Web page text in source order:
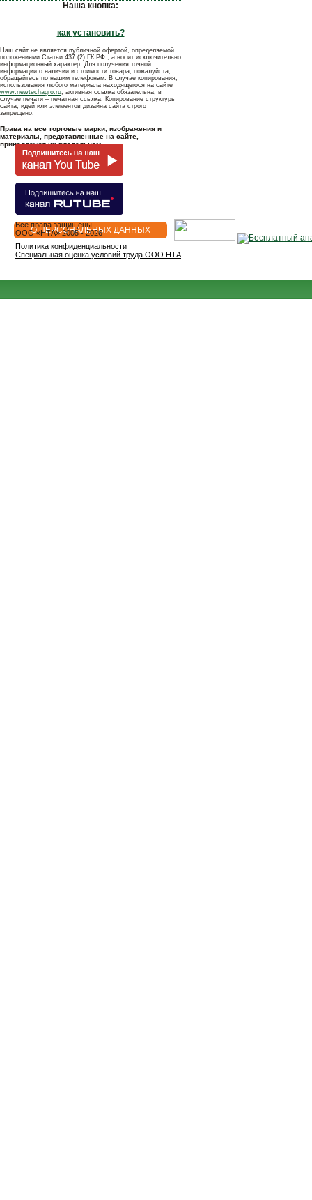
Наша кнопка:
как установить?
Наш сайт не является публичной офертой, определяемой
положениями Статьи 437 (2) ГК РФ., а носит исключительно
информационный характер. Для получения точной
информации о наличии и стоимости товара, пожалуйста,
обращайтесь по нашим телефонам. В случае копирования,
использования любого материала находящегося на сайте
www.newtechagro.ru, активная ссылка обязательна, в
случае печати – печатная ссылка. Копирование структуры
сайта, идей или элементов дизайна сайта строго
запрещено.
Права на все торговые марки, изображения и
материалы, представленные на сайте,
принадлежат их владельцам.
О ПЕРСОНАЛЬНЫХ ДАННЫХ
Все права защищены
OOO «НТА» 2005 - 2026
Политика конфиденциальности
Специальная оценка условий труда ООО НТА